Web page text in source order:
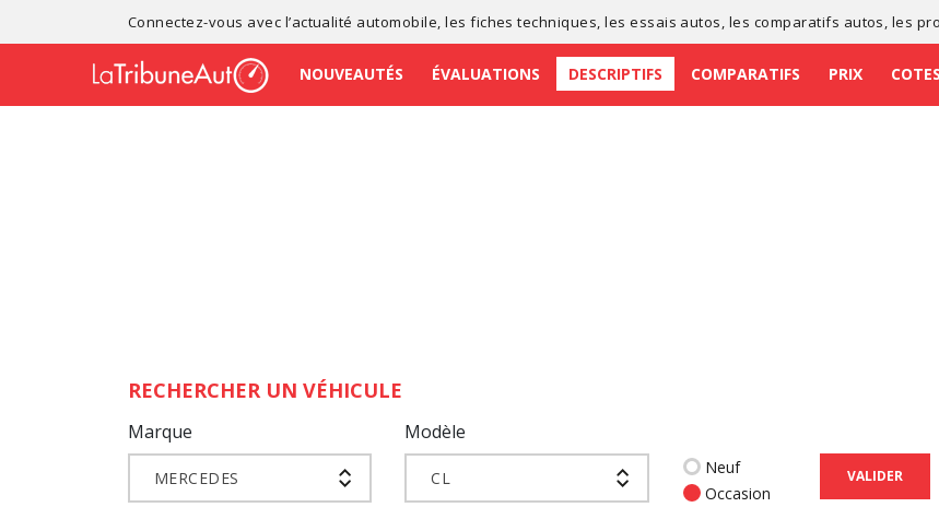
Connectez-vous avec l’actualité automobile , lesfiches techniques , lesessais autos , les comparatifs autos , les
NOUVEAUTÉS ÉVALUATIONS DESCRIPTIFS COMPARATIFS PRIX COTES
RECHERCHER UN VÉHICULE
Marque
MERCEDES
Modèle
CL
Neuf
Occasion
VALIDER